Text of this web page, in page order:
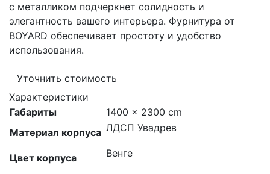
с металликом подчеркнет солидность и
элегантность вашего интерьера. Фурнитура от
BOYARD обеспечивает простоту и удобство
использования.
Уточнить стоимость
Характеристики
Габариты
1400 × 2300 cm
Материал корпуса ЛДСП Увадрев
Цвет корпуса Венге